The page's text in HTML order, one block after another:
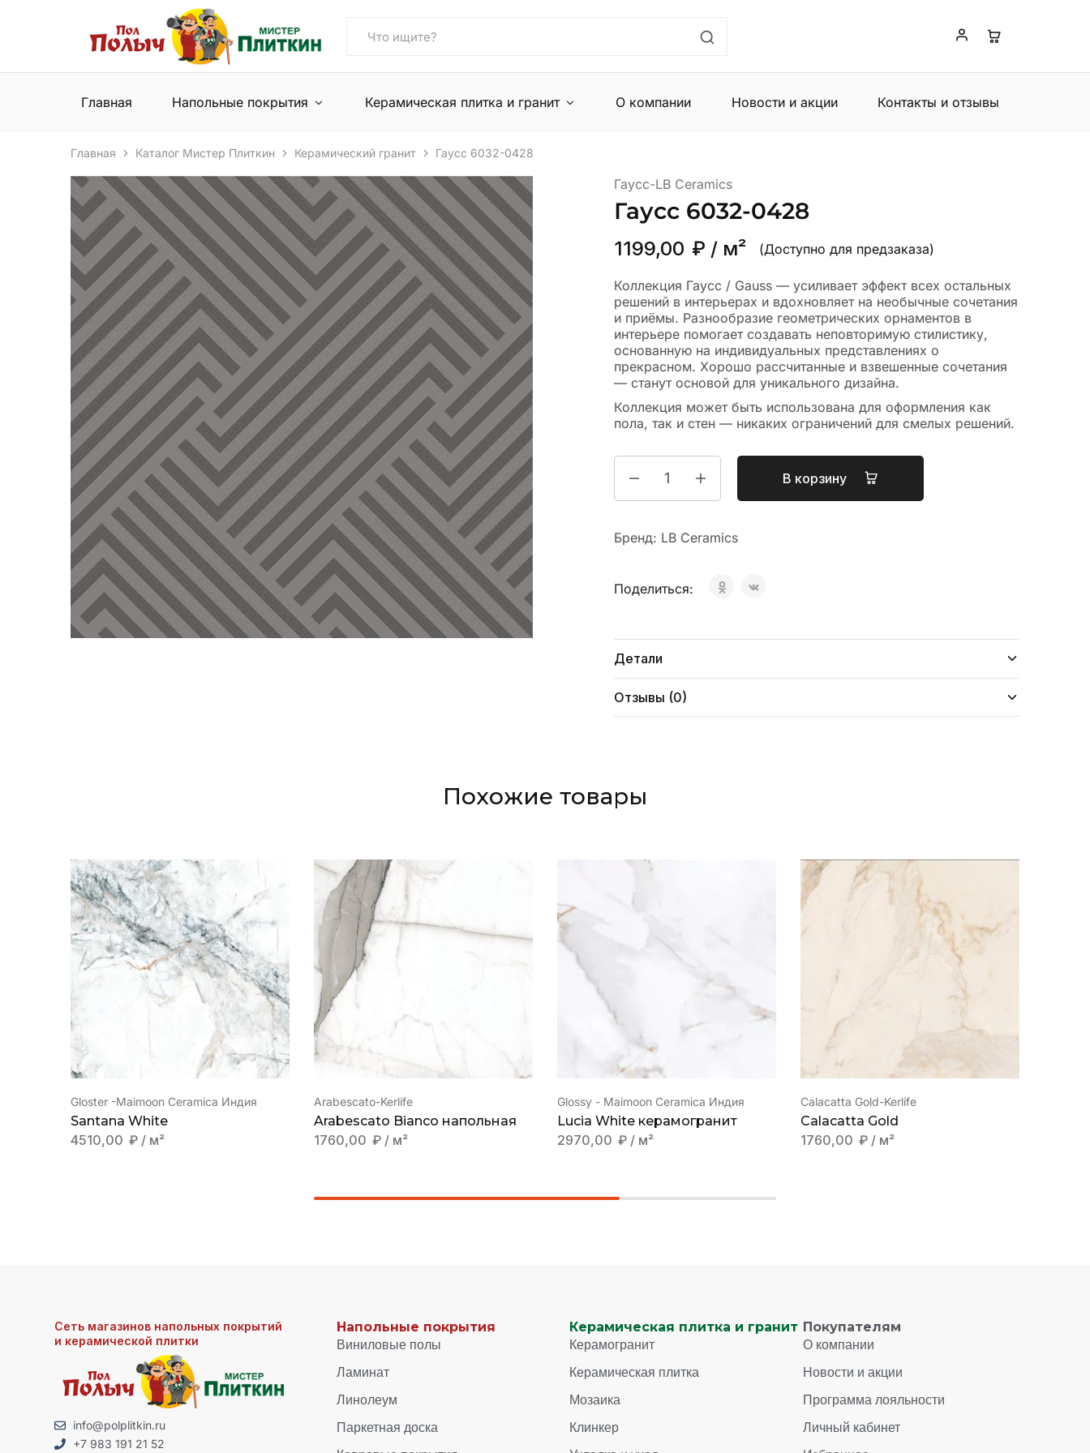
Пол
Полыч
Плиткин
Сеть
магазинов
и
керамической
Главная Напольные покрытия Керамическая плитка и гранит О компании Новости и акции Контакты и отзывы
Главная Каталог Мистер Плиткин Керамический гранит Гаусс 6032-0428
Гаусс-LB Ceramics
Гаусс 6032-0428
1199,00 ₽ / м² (Доступно для предзаказа)
Коллекция Гаусс / Gauss — усиливает эффект всех остальных
решений в интерьерах и вдохновляет на необычные сочетания
и приёмы. Разнообразие геометрических орнаментов в
интерьере помогает создавать неповторимую стилистику,
основанную на индивидуальных представлениях о
прекрасном. Хорошо рассчитанные и взвешенные сочетания
— станут основой для уникального дизайна.
Коллекция может быть использована для оформления как
пола, так и стен — никаких ограничений для смелых решений.
В корзину
Бренд: LB Ceramics
Поделиться:
Детали
Отзывы (0)
Похожие товары
Gloster -Maimoon Ceramica Индия
Santana White
4510,00 ₽ / м²
Arabescato-Kerlife
Arabescato Bianco напольная
1760,00 ₽ / м²
Glossy - Maimoon Ceramica Индия
Lucia White керамогранит
2970,00 ₽ / м²
Calacatta Gold-Kerlife
Calacatta Gold
1760,00 ₽ / м²
Сеть магазинов напольных покрытий
и керамической плитки
info@polplitkin.ru
+7 983 191 21 52
Напольные покрытия
Виниловые полы
Ламинат
Линолеум
Паркетная доска
Керамическая плитка и гранит
Керамогранит
Керамическая плитка
Мозаика
Клинкер
Покупателям
О компании
Новости и акции
Программа лояльности
Личный кабинет